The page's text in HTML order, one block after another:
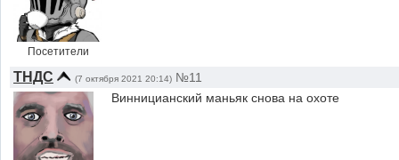
Посетители
ТНДС (7 октября 2021 20:14) №11
Винницианский маньяк снова на охоте